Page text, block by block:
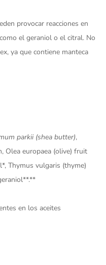
provocar reacciones en
el geraniol o el citral. No
ya que contiene manteca
parkii (shea butter),
Olea europaea (olive) fruit
Thymus vulgaris (thyme)
en los aceites